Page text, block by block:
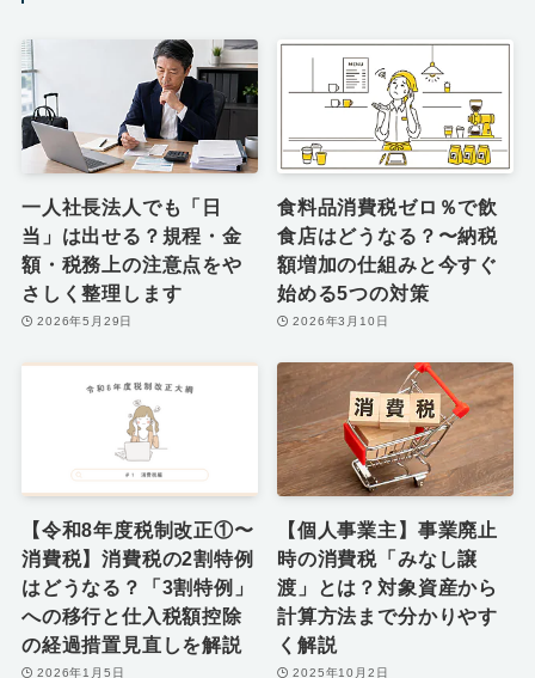
一人社長法人でも「日
当」は出せる？規程・金
額・税務上の注意点をや
さしく整理します
2026年5月29日
食料品消費税ゼロ％で飲
食店はどうなる？〜納税
額増加の仕組みと今すぐ
始める5つの対策
2026年3月10日
【令和8年度税制改正①〜
消費税】消費税の2割特例
はどうなる？「3割特例」
への移行と仕入税額控除
の経過措置見直しを解説
2026年1月5日
【個人事業主】事業廃止
時の消費税「みなし譲
渡」とは？対象資産から
計算方法まで分かりやす
く解説
2025年10月2日